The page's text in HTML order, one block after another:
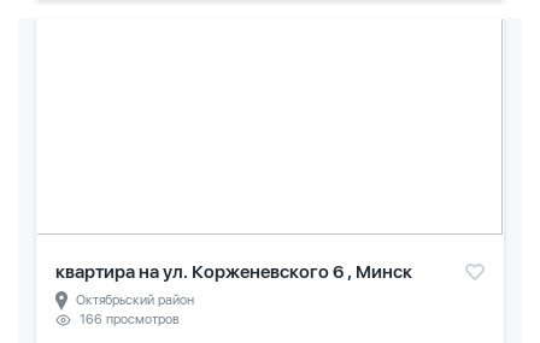
квартира на ул. Корженевского 6 , Минск
Октябрьский район
166 просмотров